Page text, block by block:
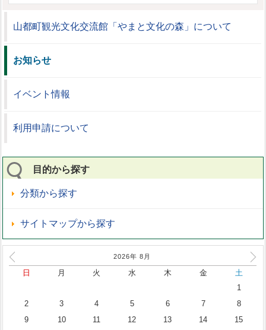
山都町観光文化交流館「やまと文化の森」について
お知らせ
イベント情報
利用申請について
目的から探す
分類から探す
サイトマップから探す
2026年 8 月
日 月 火 水 木 金
土
1
2
3 4 5 6 7
8
9
10 11 12 13 14
15